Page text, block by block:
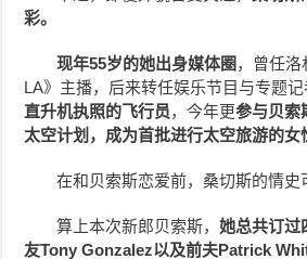
彩。
现年55岁的她出身媒体圈 ，曾任洛
LA》主播，后来转任娱乐节目与专题
直升机执照的飞行员，今年更参与贝索
太空计划，成为首批进行太空旅游的女
在和贝索斯恋爱前，桑切斯的情史
算上本次新郎贝索斯，她总共订过
友Tony Gonzalez以及前夫Patrick